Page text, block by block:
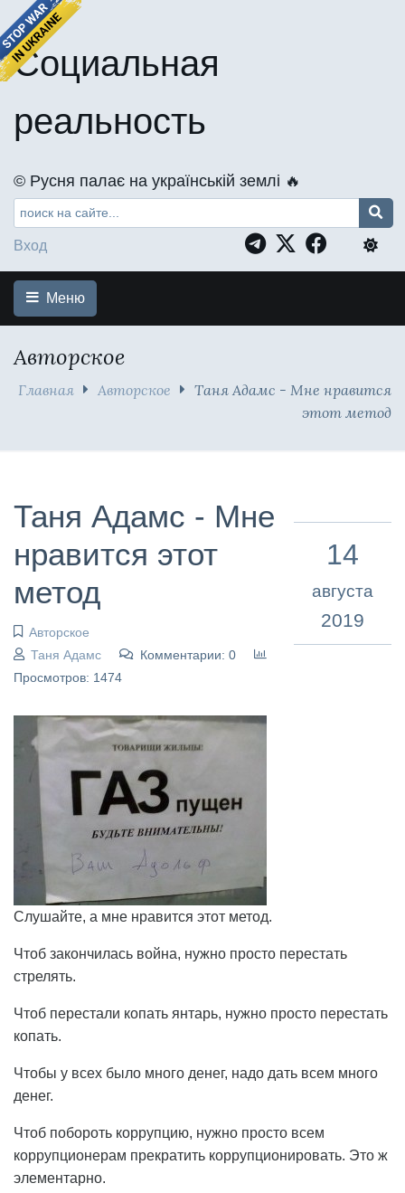
Социальная
реальность
©️ Русня палає на українській землі 🔥
Вход
Меню
Авторское
Главная Авторское
Таня Адамс - Мне нравится
этот метод
Таня Адамс - Мне
нравится этот
метод
Авторское
Таня Адамс
Комментарии: 0
Просмотров: 1474
14
августа
2019
Слушайте, а мне нравится этот метод.
Чтоб закончилась война, нужно просто перестать
стрелять.
Чтоб перестали копать янтарь, нужно просто перестать
копать.
Чтобы у всех было много денег, надо дать всем много
денег.
Чтоб побороть коррупцию, нужно просто всем
коррупционерам прекратить коррупционировать. Это ж
элементарно.